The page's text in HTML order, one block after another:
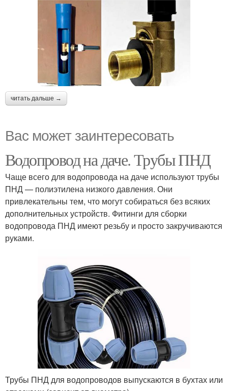
читать дальше →
Вас может заинтересовать
Водопровод на даче. Трубы ПНД
Чаще всего для водопровода на даче используют трубы
ПНД — полиэтилена низкого давления. Они
привлекательны тем, что могут собираться без всяких
дополнительных устройств. Фитинги для сборки
водопровода ПНД имеют резьбу и просто закручиваются
руками.
Трубы ПНД для водопроводов выпускаются в бухтах или